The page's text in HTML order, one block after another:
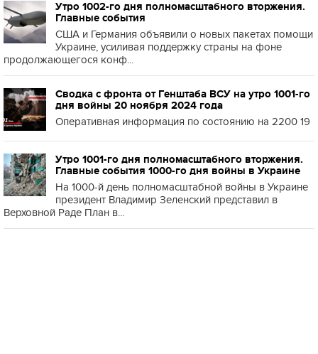
Утро 1002-го дня полномасштабного вторжения.
Главные события
США и Германия объявили о новых пакетах помощи
Украине, усиливая поддержку страны на фоне
продолжающегося конф...
Сводка с фронта от Генштаба ВСУ на утро 1001-го
дня войны 20 ноября 2024 года
Оперативная информация по состоянию на 2200 19
Утро 1001-го дня полномасштабного вторжения.
Главные события 1000-го дня войны в Украине
На 1000-й день полномасштабной войны в Украине
президент Владимир Зеленский представил в
Верховной Раде План в...